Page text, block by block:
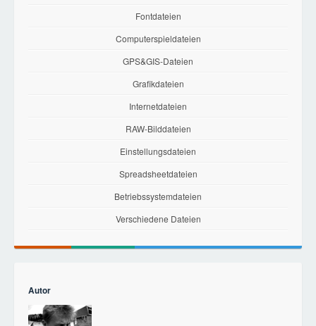
Fontdateien
Computerspieldateien
GPS&GIS-Dateien
Grafikdateien
Internetdateien
RAW-Bilddateien
Einstellungsdateien
Spreadsheetdateien
Betriebssystemdateien
Verschiedene Dateien
Autor